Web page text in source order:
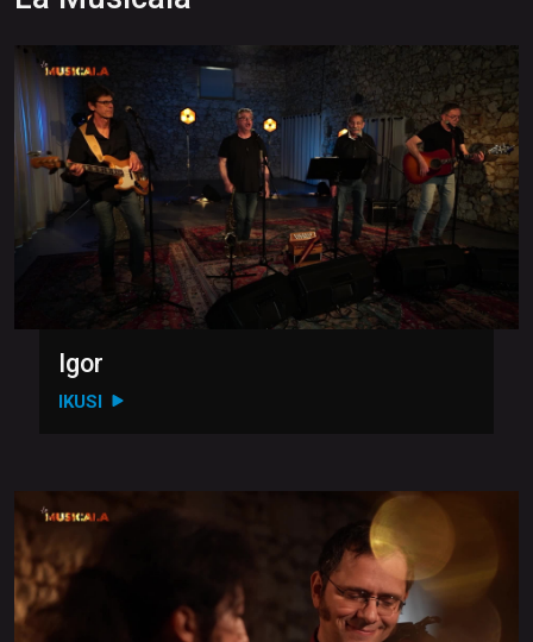
Igor
IKUSI